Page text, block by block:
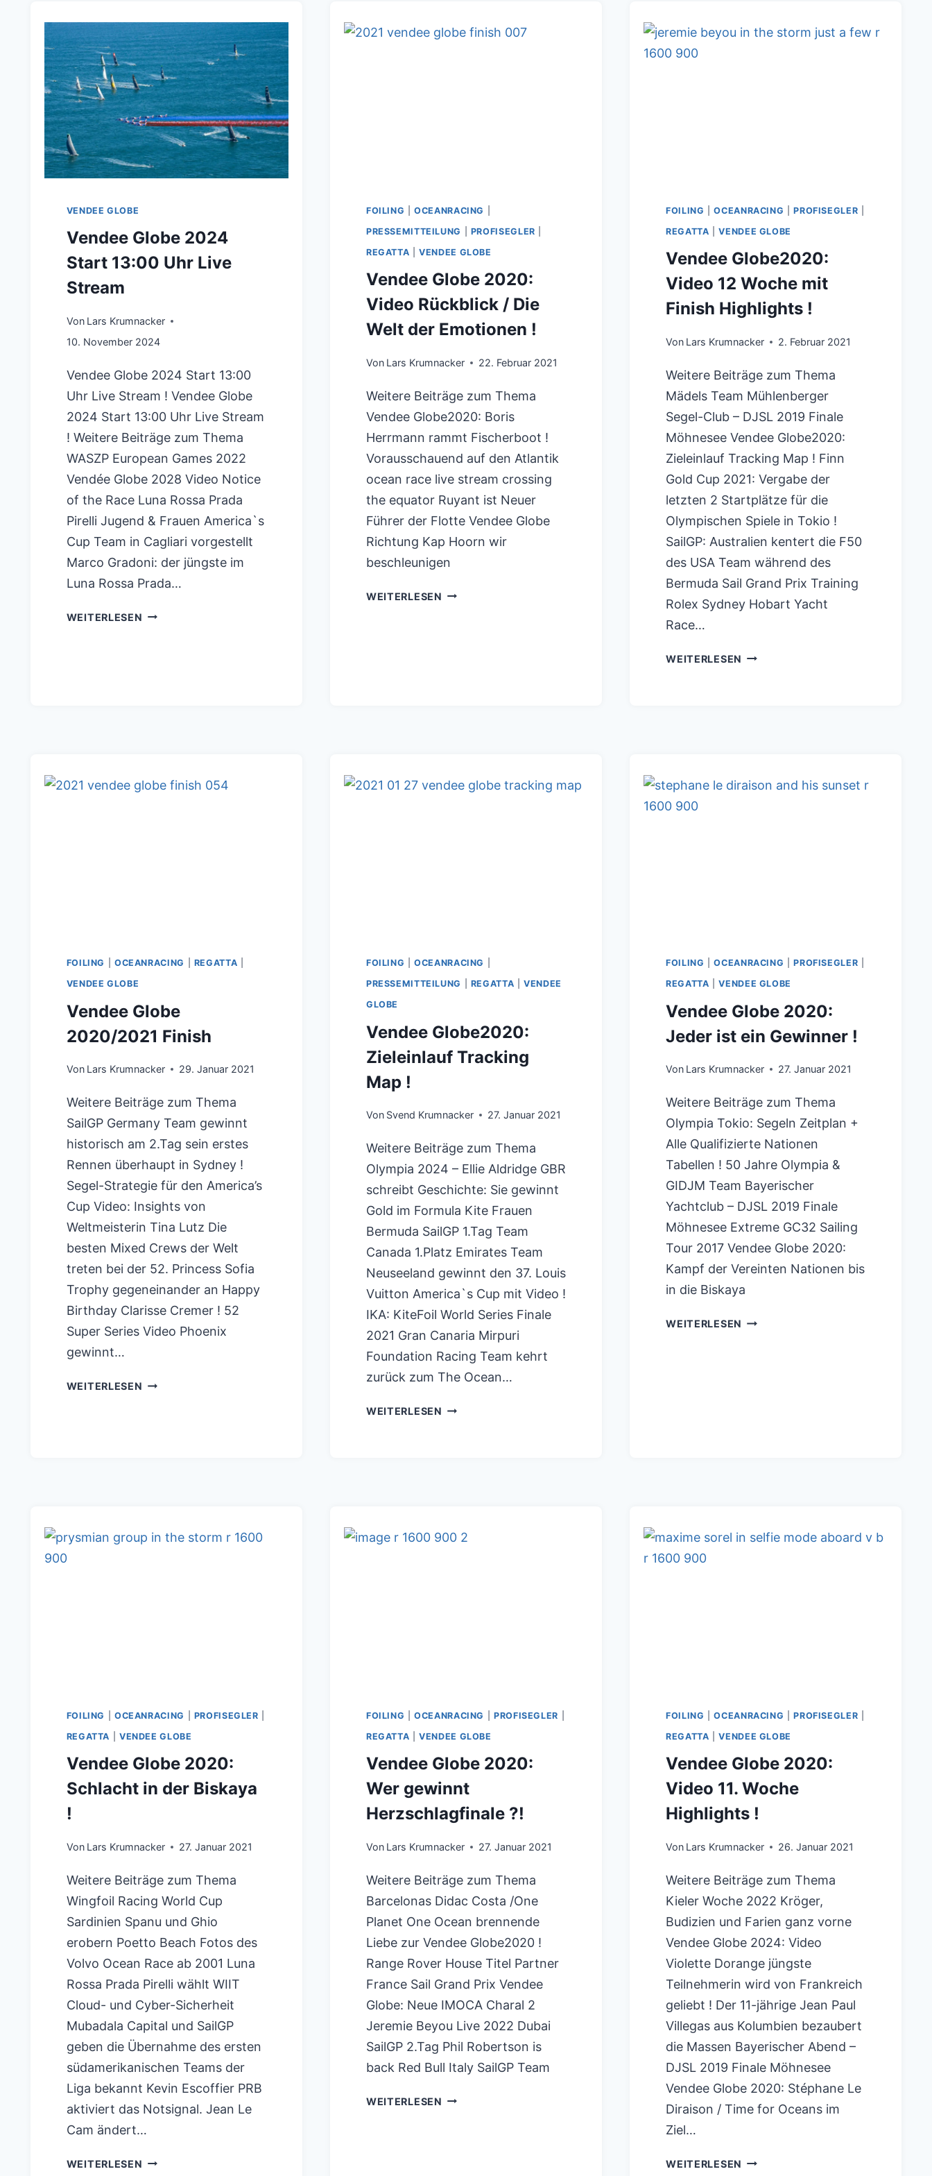
VENDEE GLOBE
Vendee Globe 2024
Start 13:00 Uhr Live
Stream
Von Lars Krumnacker
10. November 2024
Vendee Globe 2024 Start 13:00
Uhr Live Stream ! Vendee Globe
2024 Start 13:00 Uhr Live Stream
! Weitere Beiträge zum Thema
WASZP European Games 2022
Vendée Globe 2028 Video Notice
of the Race Luna Rossa Prada
Pirelli Jugend & Frauen America`s
Cup Team in Cagliari vorgestellt
Marco Gradoni: der jüngste im
Luna Rossa Prada…
WEITERLESEN VENDEE
FOILING |OCEANRACING
PRESSEMITTEILUNG
PROFISEGLER
REGATTA |VENDEE GLOBE
Vendee Globe 2020:
Video Rückblick / Die
Welt der Emotionen !
Von Lars Krumnacker 22. Februar 2021
Weitere Beiträge zum Thema
Vendee Globe2020: Boris
Herrmann rammt Fischerboot !
Vorausschauend auf den Atlantik
ocean race live stream crossing
the equator Ruyant ist Neuer
Führer der Flotte Vendee Globe
Richtung Kap Hoorn wir
beschleunigen
WEITERLESEN VENDEE
EMOTIONEN
FOILING |OCEANRACING |PROFISEGLER
REGATTA |VENDEE GLOBE
Vendee Globe2020:
Video 12 Woche mit
Finish Highlights !
Von Lars Krumnacker 2. Februar 2021
Weitere Beiträge zum Thema
Mädels Team Mühlenberger
Segel-Club – DJSL 2019 Finale
Möhnesee Vendee Globe2020:
Zieleinlauf Tracking Map ! Finn
Gold Cup 2021: Vergabe der
letzten 2 Startplätze für die
Olympischen Spiele in Tokio !
SailGP: Australien kentert die F50
des USA Team während des
Bermuda Sail Grand Prix Training
Rolex Sydney Hobart Yacht
Race…
WEITERLESEN VENDEE
FINISH
FOILING OCEANRACING REGATTA
VENDEE GLOBE
Vendee Globe
2020/2021 Finish
Von Lars Krumnacker 29. Januar 2021
Weitere Beiträge zum Thema
SailGP Germany Team gewinnt
historisch am 2.Tag sein erstes
Rennen überhaupt in Sydney !
Segel-Strategie für den America’s
Cup Video: Insights von
Weltmeisterin Tina Lutz Die
besten Mixed Crews der Welt
treten bei der 52. Princess Sofia
Trophy gegeneinander an Happy
Birthday Clarisse Cremer ! 52
Super Series Video Phoenix
gewinnt…
WEITERLESEN VENDEE
FOILING |OCEANRACING
PRESSEMITTEILUNG
REGATTA |VENDEE
GLOBE
Vendee Globe2020:
Zieleinlauf Tracking
Map !
Von Svend Krumnacker 27. Januar 2021
Weitere Beiträge zum Thema
Olympia 2024 – Ellie Aldridge GBR
schreibt Geschichte: Sie gewinnt
Gold im Formula Kite Frauen
Bermuda SailGP 1.Tag Team
Canada 1.Platz Emirates Team
Neuseeland gewinnt den 37. Louis
Vuitton America`s Cup mit Video !
IKA: KiteFoil World Series Finale
2021 Gran Canaria Mirpuri
Foundation Racing Team kehrt
zurück zum The Ocean…
WEITERLESEN VENDEE
FOILING |OCEANRACING |PROFISEGLER
REGATTA |VENDEE GLOBE
Vendee Globe 2020:
Jeder ist ein Gewinner !
Von Lars Krumnacker 27. Januar 2021
Weitere Beiträge zum Thema
Olympia Tokio: Segeln Zeitplan +
Alle Qualifizierte Nationen
Tabellen ! 50 Jahre Olympia &
GIDJM Team Bayerischer
Yachtclub – DJSL 2019 Finale
Möhnesee Extreme GC32 Sailing
Tour 2017 Vendee Globe 2020:
Kampf der Vereinten Nationen bis
in die Biskaya
WEITERLESEN VENDEE
FOILING OCEANRACING PROFISEGLER
REGATTA
VENDEE GLOBE
Vendee Globe 2020:
Schlacht in der Biskaya
!
Von Lars Krumnacker 27. Januar 2021
Weitere Beiträge zum Thema
Wingfoil Racing World Cup
Sardinien Spanu und Ghio
erobern Poetto Beach Fotos des
Volvo Ocean Race ab 2001 Luna
Rossa Prada Pirelli wählt WIIT
Cloud- und Cyber-Sicherheit
Mubadala Capital und SailGP
geben die Übernahme des ersten
südamerikanischen Teams der
Liga bekannt Kevin Escoffier PRB
aktiviert das Notsignal. Jean Le
Cam ändert…
WEITERLESEN VENDEE
FOILING |OCEANRACING |PROFISEGLER
REGATTA |VENDEE GLOBE
Vendee Globe 2020:
Wer gewinnt
Herzschlagfinale ?!
Von Lars Krumnacker 27. Januar 2021
Weitere Beiträge zum Thema
Barcelonas Didac Costa /One
Planet One Ocean brennende
Liebe zur Vendee Globe2020 !
Range Rover House Titel Partner
France Sail Grand Prix Vendee
Globe: Neue IMOCA Charal 2
Jeremie Beyou Live 2022 Dubai
SailGP 2.Tag Phil Robertson is
back Red Bull Italy SailGP Team
WEITERLESEN VENDEE
FOILING |OCEANRACING |PROFISEGLER
REGATTA |VENDEE GLOBE
Vendee Globe 2020:
Video 11. Woche
Highlights !
Von Lars Krumnacker 26. Januar 2021
Weitere Beiträge zum Thema
Kieler Woche 2022 Kröger,
Budizien und Farien ganz vorne
Vendee Globe 2024: Video
Violette Dorange jüngste
Teilnehmerin wird von Frankreich
geliebt ! Der 11-jährige Jean Paul
Villegas aus Kolumbien bezaubert
die Massen Bayerischer Abend –
DJSL 2019 Finale Möhnesee
Vendee Globe 2020: Stéphane Le
Diraison / Time for Oceans im
Ziel…
WEITERLESEN VENDEE